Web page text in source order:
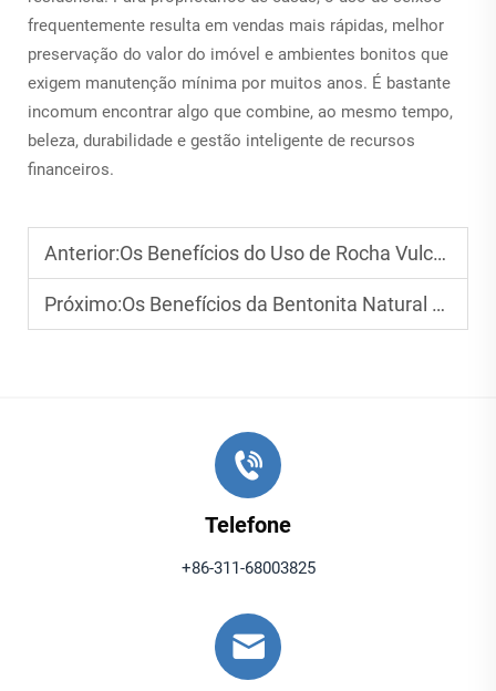
frequentemente resulta em vendas mais rápidas, melhor
preservação do valor do imóvel e ambientes bonitos que
exigem manutenção mínima por muitos anos. É bastante
incomum encontrar algo que combine, ao mesmo tempo,
beleza, durabilidade e gestão inteligente de recursos
financeiros.
Anterior:Os Benefícios do Uso de Rocha Vulcânica em Aquários para a Manutenção de Ecossistemas Aquáticos
Próximo:Os Benefícios da Bentonita Natural na Remediação Ambiental e na Agricultura
Telefone
+86-311-68003825